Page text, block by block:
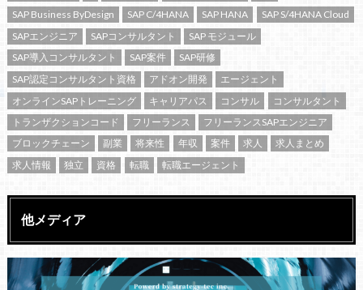
SAP Business ByDesign
SAP C/4HANA SAP HANA
SAP S/4HANA Cloud
SAPエンジニア
SAPコンサルタント
SAP モジュール
SAP導入コンサルタント
SAP案件
SAP研修
SAP認定コンサルタント資格
アドオン開発
エージェント
オンラインSAPトレーニング
キャリアパス コンサル
コンサルタント
トランザクションコード
フリーランス
フリーランスSAPエンジニア
ブロックチェーン
副業 将来性 年収 案件 求人
求人まとめ
求人情報
独立 資格 転職 転職エージェント
他メディア